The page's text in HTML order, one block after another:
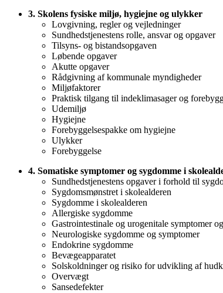
3. Skolens fysiske miljø, hygiejne og ulykker
Lovgivning, regler og vejledninger
Sundhedstjenestens rolle, ansvar og opgaver
Tilsyns- og bistandsopgaven
Løbende opgaver
Akutte opgaver
Rådgivning af kommunale myndigheder
Miljøfaktorer
Praktisk tilgang til indeklimasager og
Udemiljø
Hygiejne
Forebyggelsespakke om hygiejne
Ulykker
Forebyggelse
4. Somatiske symptomer og sygdomme i
Sundhedstjenestens opgaver i forhold til
Sygdomsmønstret i skolealderen
Sygdomme i skolealderen
Allergiske sygdomme
Gastrointestinale og urogenitale symptomer
Neurologiske sygdomme og symptomer
Endokrine sygdomme
Bevægeapparatet
Solskoldninger og risiko for udvikling af
Overvægt
Sansedefekter